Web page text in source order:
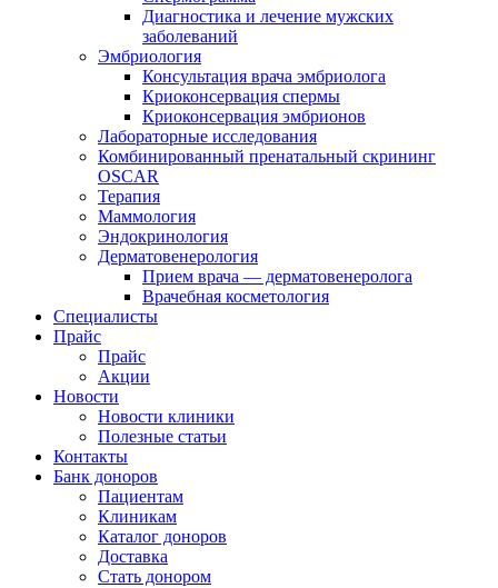
Диагностика и лечение мужских
заболеваний
Эмбриология
Консультация врача эмбриолога
Криоконсервация спермы
Криоконсервация эмбрионов
Лабораторные исследования
Комбинированный пренатальный скрининг
OSCAR
Терапия
Маммология
Эндокринология
Дерматовенерология
Прием врача — дерматовенеролога
Врачебная косметология
Специалисты
Прайс
Прайс
Акции
Новости
Новости клиники
Полезные статьи
Контакты
Банк доноров
Пациентам
Клиникам
Каталог доноров
Доставка
Стать донором